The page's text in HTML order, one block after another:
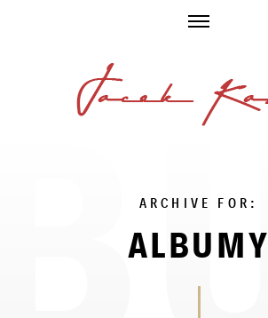
ARCHIVE FOR:
ALBUMY